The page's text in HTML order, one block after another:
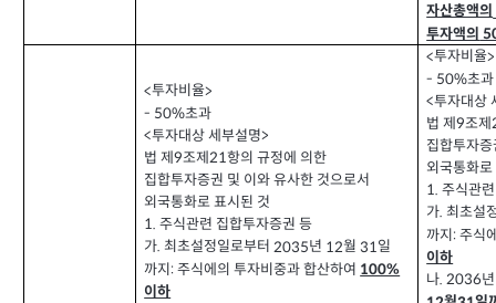
자산총액의
투자액의
<투자비율>
- 50%초과
<투자대상 세부설명>
법 제9조제21항의 규정에 의한
집합투자증권 및 이와 유사한 것으로서
외국통화로 표시된 것
1.주식관련 집합투자증권 등
가. 최초설정일로부터 2035년 12월 31일
까지:주식에의 투자비중과 합산하여 100%
이하
<투자비율>
- 50%초과
<투자대상
법 제9조제
집합투자
외국통화
1.주식관
가. 최초설
까지:주식
이하
나. 2036년